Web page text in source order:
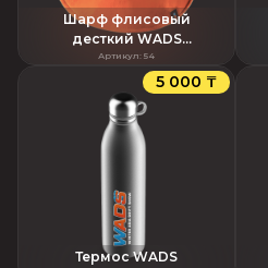
Шарф флисовый
десткий WADS
оранжевый снуп
Артикул: 54
5 000 ₸
Термос WADS